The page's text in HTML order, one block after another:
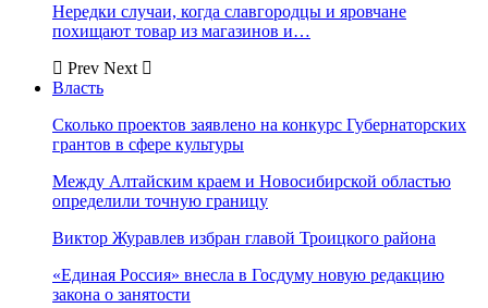
Нередки случаи, когда славгородцы и яровчане
похищают товар из магазинов и…
Prev Next
Власть
Сколько проектов заявлено на конкурс Губернаторских
грантов в сфере культуры
Между Алтайским краем и Новосибирской областью
определили точную границу
Виктор Журавлев избран главой Троицкого района
«Единая Россия» внесла в Госдуму новую редакцию
закона о занятости